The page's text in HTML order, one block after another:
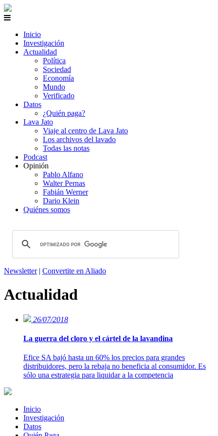
Inicio
Investigación
Actualidad
Política
Sociedad
Economía
Mundo
Verificado
Datos
¿Quién paga?
Lava Jato
Viaje al centro de Lava Jato
Los archivos del lavado
Todas las notas
Podcast
Opinión
Pablo Alfano
Walter Pernas
Fabián Werner
Dario Klein
Quiénes somos
Newsletter| Convertite en Aliado
Actualidad
26/07/2018
La guerra del cloro y el cártel de la lavandina
Efice SA bajó hasta un 60% los precios para grandes
distribuidores, pero la rebaja no beneficia al consumidor. Es
sólo una estrategia para liquidar a la competencia
Inicio
Investigación
Datos